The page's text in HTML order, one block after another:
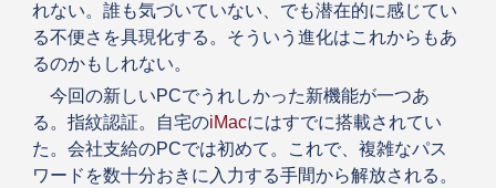
れない。誰も気づいていない、でも潜在的に感じてい
る不便さを具現化する。そういう進化はこれからもあ
るのかもしれない。
今回の新しいPCでうれしかった新機能が一つあ
る。指紋認証。自宅のiMacにはすでに搭載されてい
た。会社支給のPCでは初めて。これで、複雑なパス
ワードを数十分おきに入力する手間から解放される。